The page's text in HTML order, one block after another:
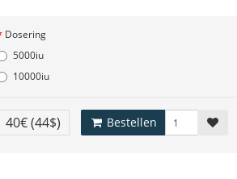
Dosering
5000iu
10000iu
40€(44$) Bestellen